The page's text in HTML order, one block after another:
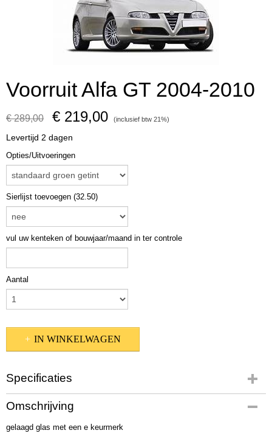
Voorruit Alfa GT 2004-2010
€ 289,00 € 219,00 (inclusief btw 21%)
Levertijd 2 dagen
Opties/Uitvoeringen
Sierlijst toevoegen (32.50)
vul uw kenteken of bouwjaar/maand in ter controle
Aantal
IN WINKELWAGEN
Specificaties
Productcode
665-1770
Bruto gewicht
Omschrijving
gelaagd glas met een e keurmerk